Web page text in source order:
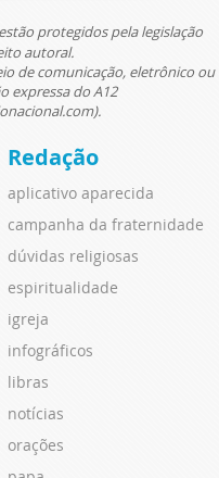
protegidos pela legislação
autoral.
de comunicação, eletrônico ou
expressa do A12
Redação
aplicativo aparecida
campanha da fraternidade
dúvidas religiosas
espiritualidade
igreja
infográficos
libras
notícias
orações